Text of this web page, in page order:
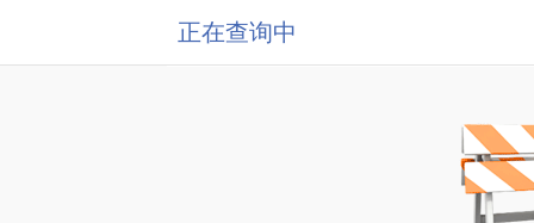
正在查询中